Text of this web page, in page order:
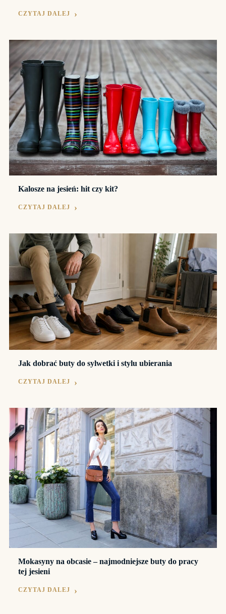
CZYTAJ DALEJ
Kalosze na jesień: hit czy kit?
CZYTAJ DALEJ
Jak dobrać buty do sylwetki i stylu ubierania
CZYTAJ DALEJ
Mokasyny na obcasie – najmodniejsze buty do pracy
tej jesieni
CZYTAJ DALEJ